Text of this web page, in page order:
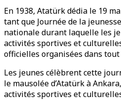
En 1938, Atatürk dédia le 19
tant que Journée de la
nationale durant laquelle les
activités sportives et
officielles organisées dans tout
Les jeunes célèbrent cette
le mausolée d’Atatürk à
activités sportives et